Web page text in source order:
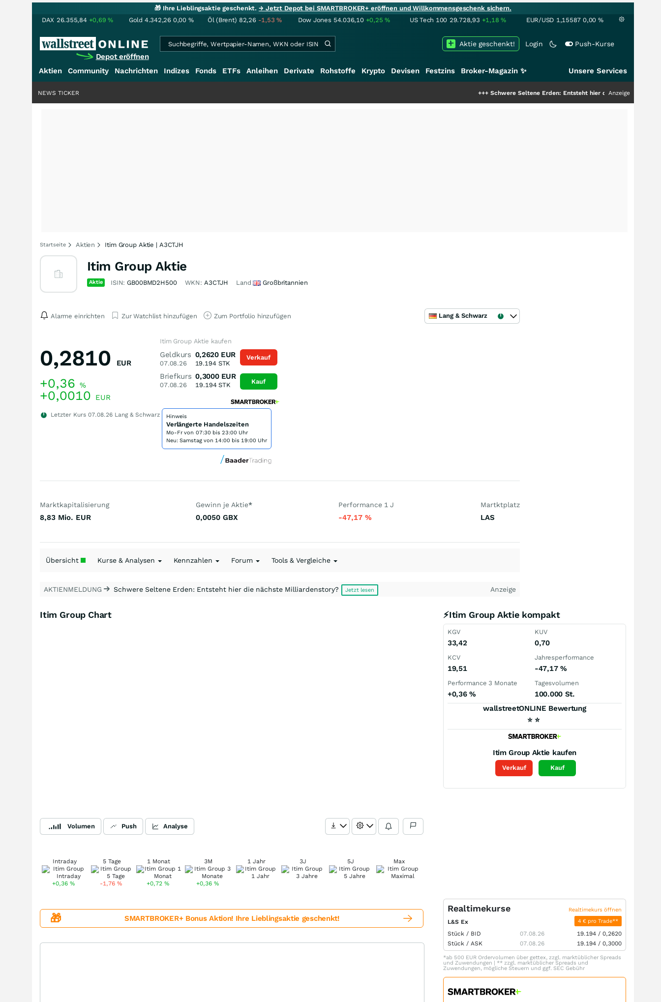
🎁 Ihre Lieblingsaktie geschenkt.→ Jetzt Depot bei SMARTBROKER+ eröffnen und Willkommensgeschenk sichern.
DAX 26.355,84 +0,69% Gold 4.342,26 0,00 % Öl (Brent) 82,26 -1,53% Dow Jones 54.036,10 +0,25% US Tech 100 29.728,93 +1,18% EUR/USD 1,15587 0,00 %
Depot eröffnen
Login Push-Kurse
Aktie geschenkt!
Aktien Community Nachrichten Indizes Fonds ETFs Anleihen Derivate Rohstoffe Krypto Devisen Festzins Broker-Magazin ✨ Unsere Services
Schwere Seltene Erden: Entsteht hier die nächste Milliardenstory?
Anzeige
NEWS TICKER
Startseite Aktien Itim Group Aktie | A3CTJH
Itim Group Aktie
Aktie ISIN: GB00BMD2H500 WKN: A3CTJH Land Großbritannien
Alarme einrichten Zur Watchlist hinzufügen Zum Portfolio hinzufügen Lang & Schwarz
0,2810 EUR
+0,36 %
+0,0010 EUR
Letzter Kurs 07.08.26 Lang & Schwarz
Itim Group Aktie kaufen
Geldkurs
07.08.26
0,2620 EUR
19.194STK
Briefkurs
07.08.26
0,3000 EUR
19.194STK
Verkauf
Kauf
Hinweis
Verlängerte Handelszeiten
Mo-Fr von 07:30 bis 23:00 Uhr
Neu: Samstag von 14:00 bis 19:00 Uhr
Marktkapitalisierung
8,83 Mio. EUR
Gewinn je Aktie*
0,0050 GBX
Performance 1 J
-47,17%
Martktplatz
LAS
Übersicht Kurse & Analysen Kennzahlen Forum Tools & Vergleiche
AKTIENMELDUNG Schwere Seltene Erden: Entsteht hier die nächste Milliardenstory? Jetzt lesen Anzeige
Itim Group Chart
Volumen Push Analyse
Intraday
+0,36%
5 Tage
-1,76 %
1 Monat
+0,72 %
3M
+0,36 %
1 Jahr 3J 5J Max
⚡Itim Group Aktie kompakt
KGV
33,42
KUV
0,70
KCV
19,51
Jahresperformance
-47,17 %
Performance 3 Monate
+0,36%
Tagesvolumen
100.000 St.
wallstreetONLINE Bewertung
⭐ ⭐
Itim Group Aktie kaufen
Verkauf Kauf
🎁 SMARTBROKER+ Bonus Aktion! Ihre Lieblingsaktie geschenkt!
Realtimekurse Realtimekurs öffnen
L&S Ex 4 € pro Trade**
Stück / BID 07.08.26 19.194 / 0,2620
Stück / ASK 07.08.26 19.194 / 0,3000
*ab 500 EUR Ordervolumen über gettex, zzgl. marktüblicher Spreads
und Zuwendungen | ** zzgl. marktüblicher Spreads und
Zuwendungen, mögliche Steuern und ggf. SEC Gebühr